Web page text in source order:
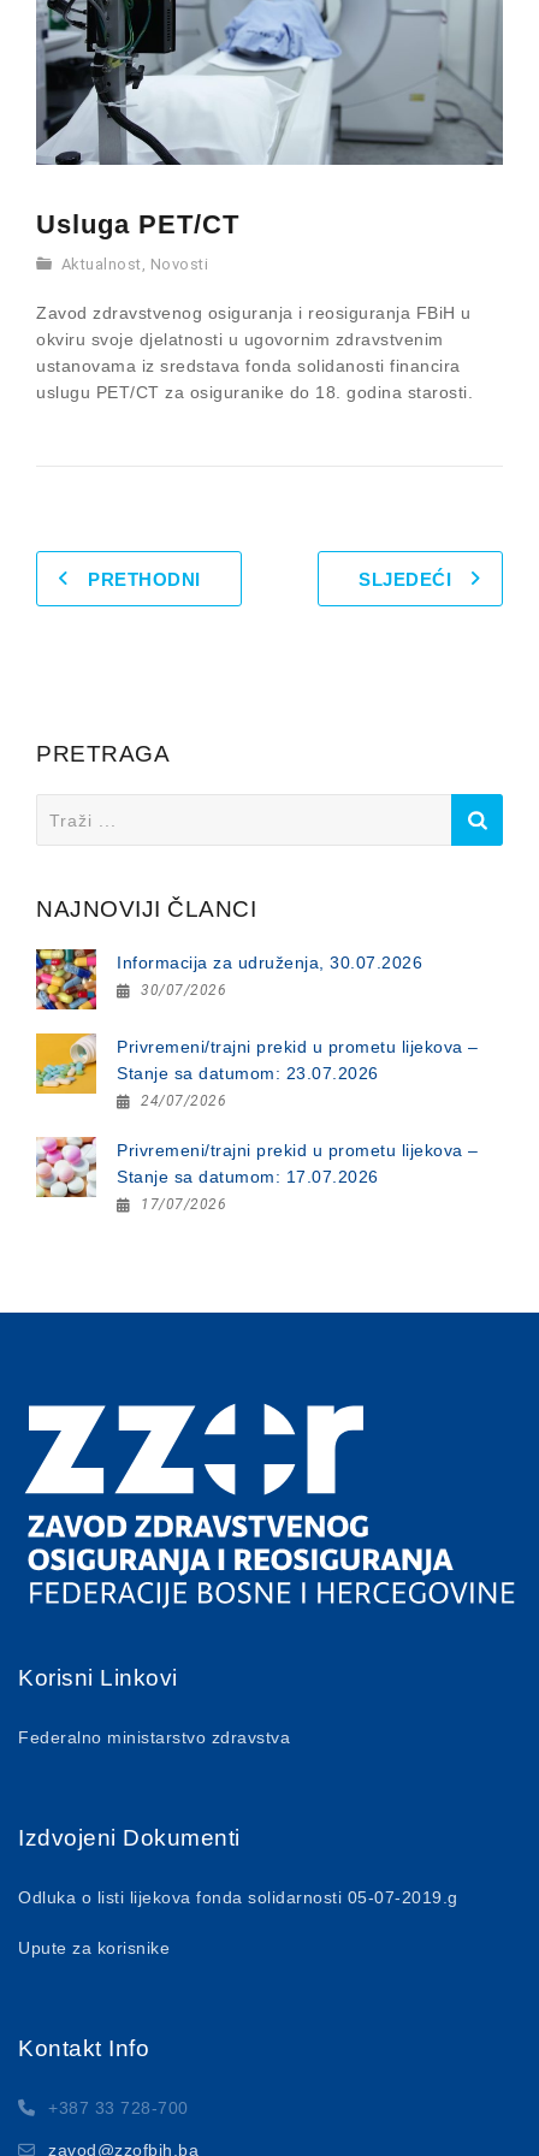
Usluga PET/CT
Aktualnost, Novosti
Zavod zdravstvenog osiguranja i reosiguranja FBiH u
okviru svoje djelatnosti u ugovornim zdravstvenim
ustanovama iz sredstava fonda solidanosti financira
uslugu PET/CT za osiguranike do 18. godina starosti.
PRETHODNI SLJEDEĆI
PRETRAGA
for:
NAJNOVIJI ČLANCI
Informacija za udruženja, 30.07.2026
30/07/2026
Privremeni/trajni prekid u prometu lijekova –
Stanje sa datumom: 23.07.2026
24/07/2026
Privremeni/trajni prekid u prometu lijekova –
Stanje sa datumom: 17.07.2026
17/07/2026
Korisni Linkovi
Federalno ministarstvo zdravstva
Izdvojeni Dokumenti
Odluka o listi lijekova fonda solidarnosti 05-07-2019.g
Upute za korisnike
Kontakt Info
+387 33 728-700
zavod@zzofbih.ba